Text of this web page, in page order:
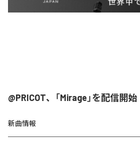
@PRICOT、「Mirage」を配信開始
新曲情報